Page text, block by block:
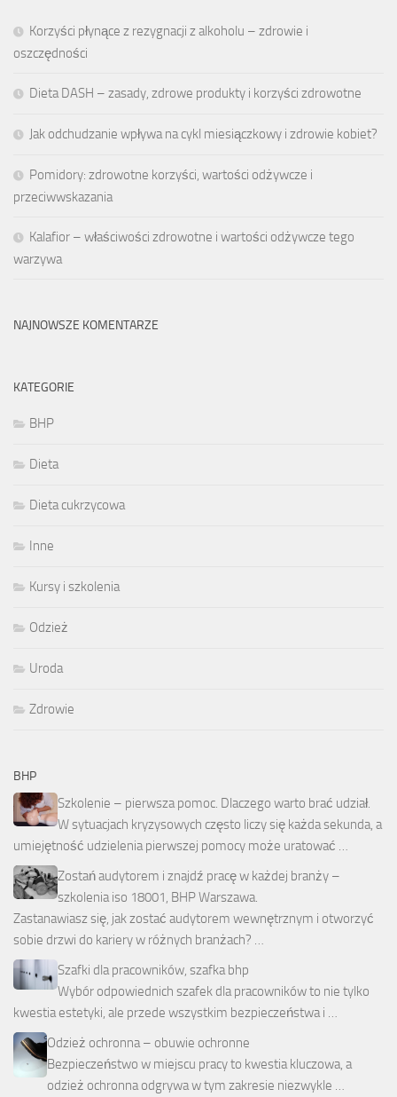
Korzyści płynące z rezygnacji z alkoholu – zdrowie i
oszczędności
Dieta DASH – zasady, zdrowe produkty i korzyści zdrowotne
Jak odchudzanie wpływa na cykl miesiączkowy i zdrowie kobiet?
Pomidory: zdrowotne korzyści, wartości odżywcze i
przeciwwskazania
Kalafior – właściwości zdrowotne i wartości odżywcze tego
warzywa
NAJNOWSZE KOMENTARZE
KATEGORIE
BHP
Dieta
Dieta cukrzycowa
Inne
Kursy i szkolenia
Odzież
Uroda
Zdrowie
BHP
Szkolenie – pierwsza pomoc. Dlaczego warto brać udział.
W sytuacjach kryzysowych często liczy się każda sekunda, a
umiejętność udzielenia pierwszej pomocy może uratować …
Zostań audytorem i znajdź pracę w każdej branży –
szkolenia iso 18001, BHP Warszawa.
Zastanawiasz się, jak zostać audytorem wewnętrznym i otworzyć
sobie drzwi do kariery w różnych branżach? …
Szafki dla pracowników, szafka bhp
Wybór odpowiednich szafek dla pracowników to nie tylko
kwestia estetyki, ale przede wszystkim bezpieczeństwa i …
Odzież ochronna – obuwie ochronne
Bezpieczeństwo w miejscu pracy to kwestia kluczowa, a
odzież ochronna odgrywa w tym zakresie niezwykle …